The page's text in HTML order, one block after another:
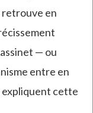
retrouve en
— ou
entre en
expliquent cette